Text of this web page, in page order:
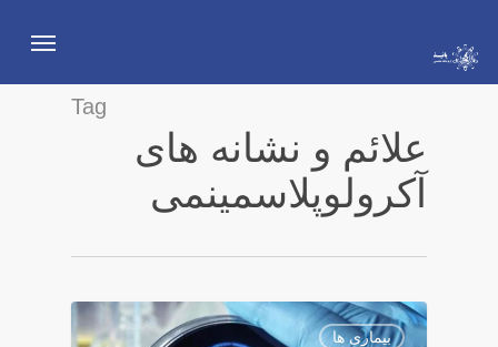
main
Menu
Tag
علائم و نشانه های
آکرولوپلاسمینمی
بیماری ها
5